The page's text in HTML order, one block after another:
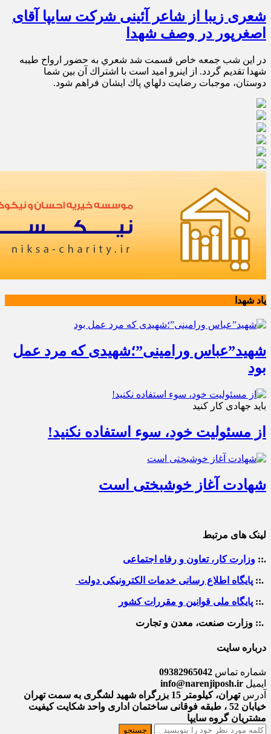
شعری زیبا از شاعر آئینی شرکت سایپا آقای
اصغرپور در وصف شهدا
در اين شب جمعه خاص قسمت شد شعري به حضور ارواح طيبه
شهدا تقديم گردد. از اينرو اميد است با اشتراك آن بين شما
دوستان، موجبات رضايت دلهاي پاك ايشان فراهم شود.
یاد شهدا
شهید”عباس ورامینی”؛شهیدی که مرد عمل
بود
باید جهادی کار کنید
از مسئولیت خود، سوء استفاده نکنید!
شهادت آغاز خوشبختی است
لینک های مرتبط
.:: وزارت کار، تعاون و رفاه اجتماعی
.:: پایگاه اطلاع رسانی خدمات الکترونیکی دولت
.:: پایگاه ملی قوانین و مقررات کشور
.:: وزارت صنعت، معدن و تجارت
درباره سایت
شماره تماس 09382965042
ایمیل info@narenjiposh.ir
آدرس
تهران، کیلومتر 15 بزرگراه شهید لشگری به سمت تهران
خیابان 52 ، طبقه فوقانی ساختمان اداری واحد شکایت کیفیت
مشتریان گروه سایپا
جستجو